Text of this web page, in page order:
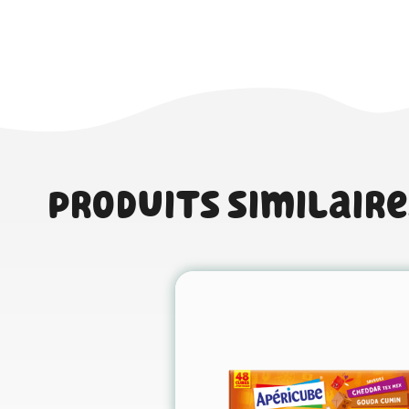
Produits